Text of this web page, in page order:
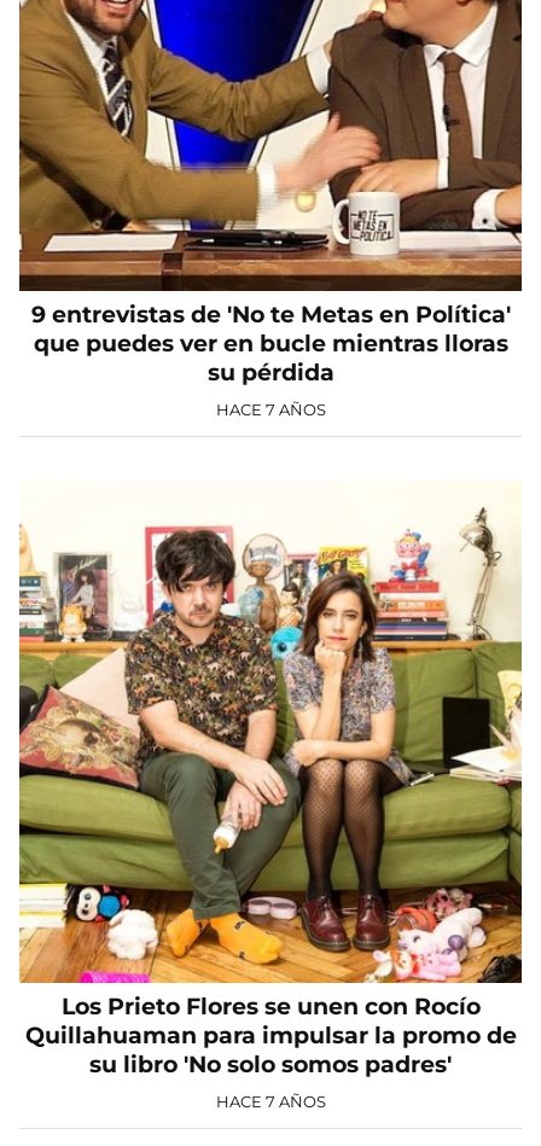
9 entrevistas de 'No te Metas en Política'
que puedes ver en bucle mientras lloras
su pérdida
HACE 7 AÑOS
Los Prieto Flores se unen con Rocío
Quillahuaman para impulsar la promo de
su libro 'No solo somos padres'
HACE 7 AÑOS